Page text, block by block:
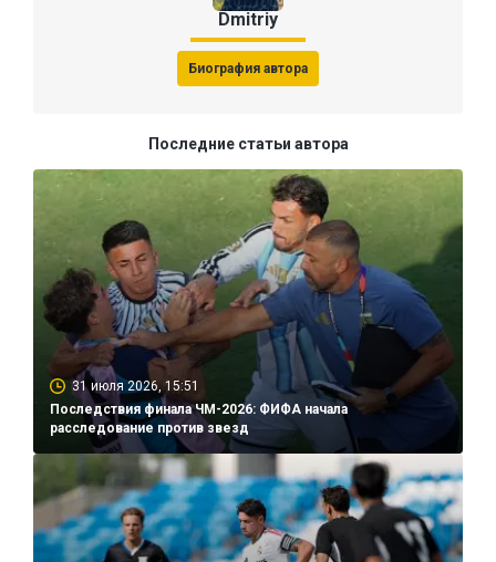
Dmitriy
Биография автора
Последние статьи автора
31 июля 2026, 15:51
Последствия финала ЧМ-2026: ФИФА начала
расследование против звезд